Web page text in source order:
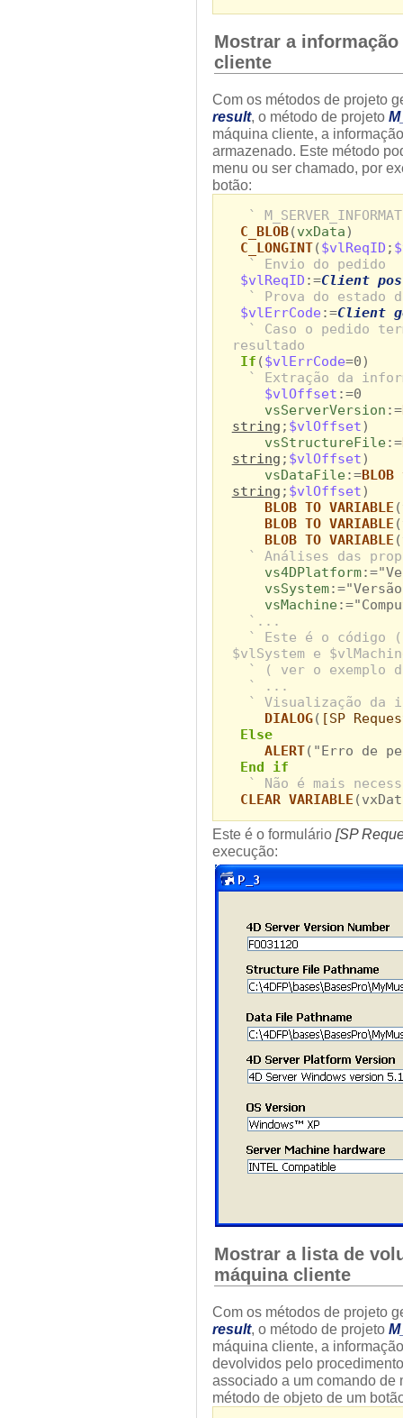
Mostrar a
cliente
Com os métodos de projeto
result, o método de projeto
máquina cliente, a
armazenado. Este método
menu ou ser chamado, por
botão:
`
C_BLOB(vxData)
C_LONGINT($vlReqID ;
` Envio do pedido
$vlReqID :=Client
` Prova do estado
$vlErrCode :=Client
` Caso o pedido
resultado
If ($vlErrCode=0)
` Extração da
$vlOffset :=0
vsServerVersion :=
string ; $vlOffset)
vsStructureFile:=
string ; $vlOffset)
vsDataFile:=
string ; $vlOffset)
BLOB TO VARIABLE
BLOB TO VARIABLE
BLOB TO VARIABLE
` Análises das
vs4DPlatform
vsSystem
vsMachine
`...
` Este é o código
$vlSystem e
` ( ver o exemplo do
` ...
` Visualização da
DIALOG( [SP
Else
ALERT("Erro de
End if
` Não é mais
CLEAR VARIABLE
Este é o formulário [SP
execução:
Mostrar a lista de
máquina cliente
Com os métodos de projeto
result, o método de projeto
máquina cliente, a
devolvidos pelo
associado a um comando de
método de objeto de um